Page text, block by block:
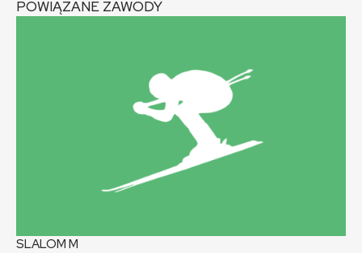
POWIĄZANE ZAWODY
SLALOM M